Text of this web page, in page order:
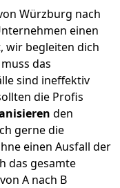
Würzburg nach
einen
wir begleiten dich
das
sind ineffektiv
die Profis
den
gerne die
einen Ausfall der
das gesamte
A nach B